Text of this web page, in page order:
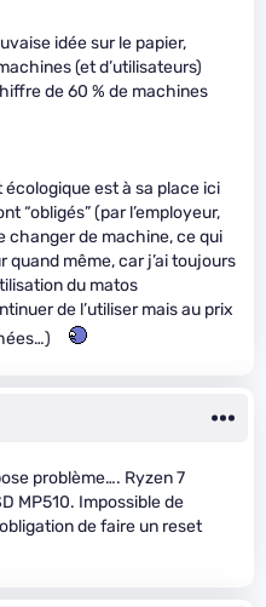
idée sur le papier,
(et d’utilisateurs)
de 60 % de machines
écologique est à sa place ici
“obligés” (par l’employeur,
changer de machine, ce qui
même, car j’ai toujours
du matos
de l’utiliser mais au prix
problème…. Ryzen 7
MP510. Impossible de
de faire un reset